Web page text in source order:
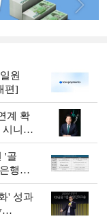
원
편]
계 확
니어
'골
행권
' 성과